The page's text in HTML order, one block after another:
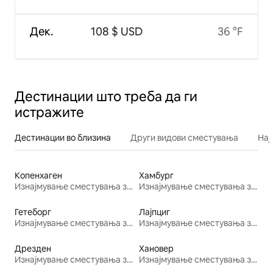
Дек. 108 $ USD 36 °F
Дестинации што треба да ги
истражите
Дестинации во близина Други видови сместувања
Копенхаген
Изнајмување сместувања за одмор
Хамбург
Изнајмување сместувања за одмор
Гетеборг
Изнајмување сместувања за одмор
Лајпциг
Изнајмување сместувања за одмор
Дрезден
Изнајмување сместувања за одмор
Хановер
Изнајмување сместувања за одмор